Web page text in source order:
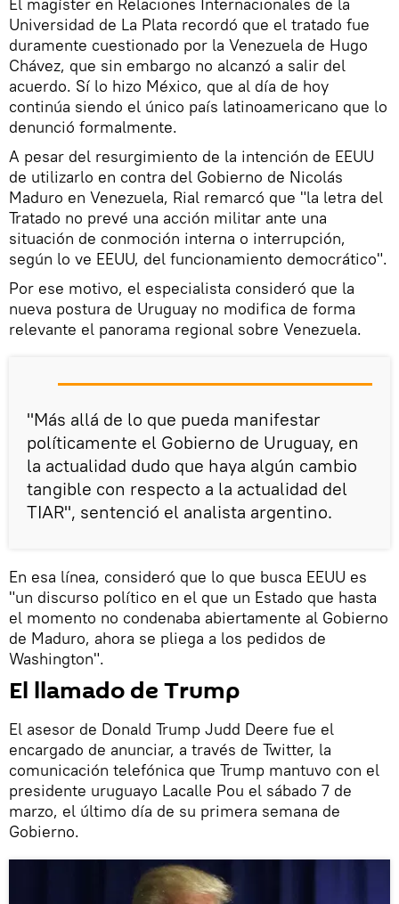
Universidad de La Plata recordó que el tratado fue
duramente cuestionado por la Venezuela de Hugo
Chávez, que sin embargo no alcanzó a salir del
acuerdo. Sí lo hizo México, que al día de hoy
continúa siendo el único país latinoamericano que lo
denunció formalmente.
A pesar del resurgimiento de la intención de EEUU
de utilizarlo en contra del Gobierno de Nicolás
Maduro en Venezuela, Rial remarcó que "la letra del
Tratado no prevé una acción militar ante una
situación de conmoción interna o interrupción,
según lo ve EEUU, del funcionamiento democrático".
Por ese motivo, el especialista consideró que la
nueva postura de Uruguay no modifica de forma
relevante el panorama regional sobre Venezuela.
"Más allá de lo que pueda manifestar
políticamente el Gobierno de Uruguay, en
la actualidad dudo que haya algún cambio
tangible con respecto a la actualidad del
TIAR", sentenció el analista argentino.
En esa línea, consideró que lo que busca EEUU es
"un discurso político en el que un Estado que hasta
el momento no condenaba abiertamente al Gobierno
de Maduro, ahora se pliega a los pedidos de
Washington".
El llamado de Trump
El asesor de Donald Trump Judd Deere fue el
encargado de anunciar, a través de Twitter, la
comunicación telefónica que Trump mantuvo con el
presidente uruguayo Lacalle Pou el sábado 7 de
marzo, el último día de su primera semana de
Gobierno.